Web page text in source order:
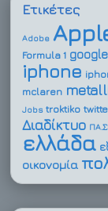
Ετικέτες
Adobe
Formula 1 google
iphone
mclaren
Jobs troktiko
Διαδίκτυο
ελλάδα
οικονομία